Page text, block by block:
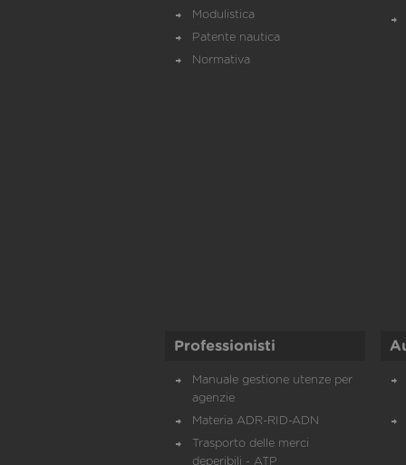
Modulistica
Patente nautica
Normativa
Professionisti
Manuale gestione utenze per
agenzie
Materia ADR-RID-ADN
Trasporto delle merci
deperibili - ATP